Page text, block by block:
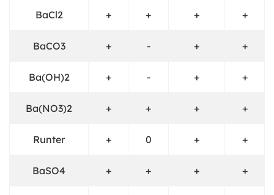
BaCl2 + + + +
BaCO3 + - + +
Ba(OH)2 + - + +
Ba(NO3)2 + + + +
Runter + 0 + +
BaSO4 + + + +